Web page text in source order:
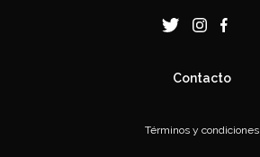
Contacto
Términos y condiciones